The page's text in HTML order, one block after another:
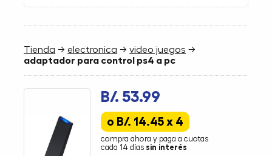
Tienda →electronica →video juegos →
adaptador para control ps4 a pc
B/. 53.99
o B/. 14.45 x 4
compra ahora y paga a cuotas
cada 14 días sin interés